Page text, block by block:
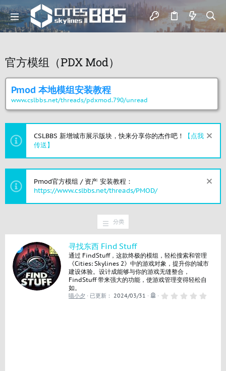
官方模组（PDX Mod）
Pmod 本地模组安装教程
www.cslbbs.net/threads/pdxmod.790/unread
CSLBBS 新增城市展示版块，快来分享你的杰作吧！
【点我
传送】
Pmod官方模组 / 资产 安装教程：
https://www.cslbbs.net/threads/PMOD/
分类
寻找东西 Find Stuff
通过 FindStuff，这款终极的模组，轻松搜索和管理
《Cities: Skylines 2》中的游戏对象，提升你的城市
建设体验。设计成能够与你的游戏无缝整合，
FindStuff 带来强大的功能，使游戏管理变得轻松自
如。
喵小夕 已更新： 2024/03/31